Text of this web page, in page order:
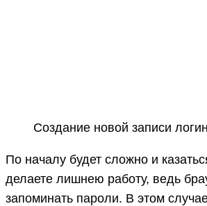
Создание новой записи
По началу будет сложно и
делаете лишнею работу, ведь
запоминать пароли. В этом